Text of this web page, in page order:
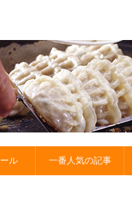
ル 一番人気の記事